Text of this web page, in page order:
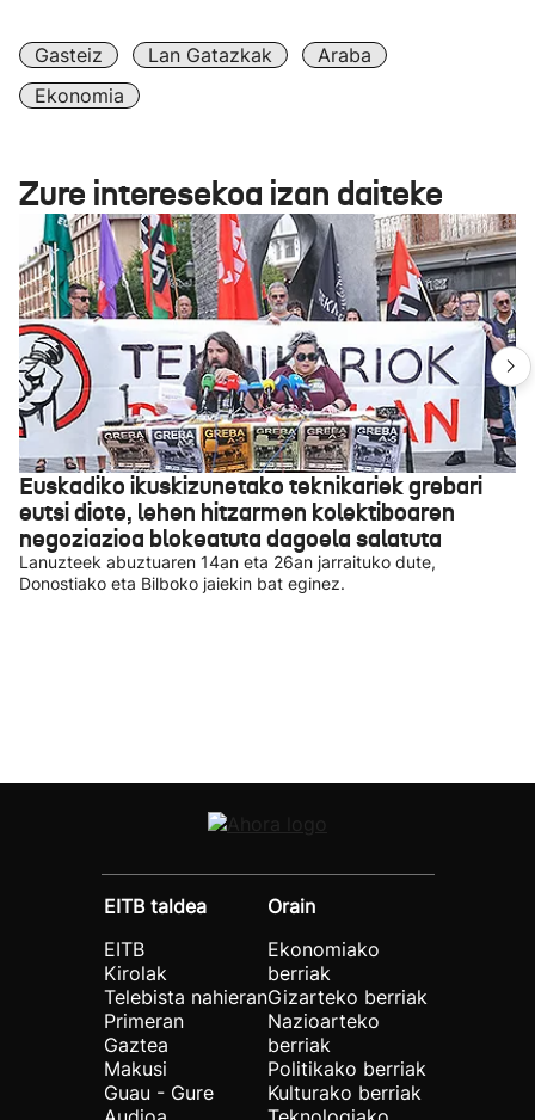
Gasteiz Lan Gatazkak
Araba
Ekonomia
Zure interesekoa izan daiteke
Euskadiko ikuskizunetako teknikariek grebari
eutsi diote, lehen hitzarmen kolektiboaren
negoziazioa blokeatuta dagoela salatuta
Lanuzteek abuztuaren 14an eta 26an jarraituko dute,
Donostiako eta Bilboko jaiekin bat eginez.
EITB taldea
EITB
Kirolak
Telebista nahieran
Primeran
Gaztea
Makusi
Guau - Gure
Orain
Ekonomiako
berriak
Gizarteko berriak
Nazioarteko
berriak
Politikako berriak
Kulturako berriak